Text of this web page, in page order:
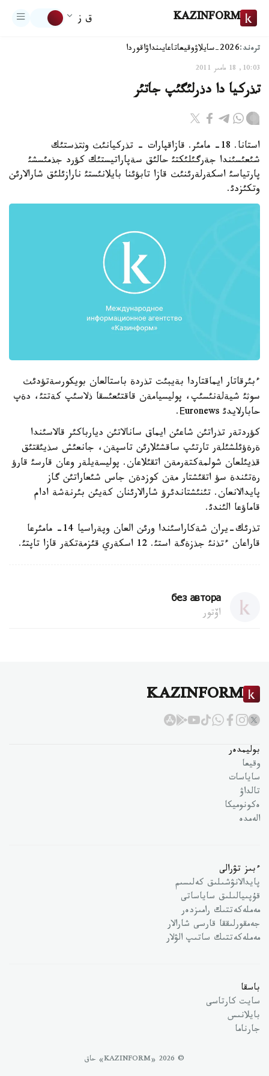
KAZINFORM ق ز
ترەند:2026-سايلاۋ وقيعاتاعايىنداۋاقوردا
10:03, 18 مامىر 2011
تذركيا دا دذرلئگئپ جاتئر
استانا. 18- مامئر. قازاقپارات - تذركيانئث وثتذستئك
شئعئسئندا جةرگئلئكتئ حالئق سةپاراتيستئك كؤرد جذمئسشئ
پارتياسئ اسكةرلةرئنئث قازا تابؤئنا بايلانئستئ نارازئلئق شارالارئن
وتكئزدئ.
ءبئرقاتار ايماقتاردا بةيبئت تذردة باستالعان بويكورسةتؤدئث
سوثئ شيةلةنئسئپ، پوليسيامةن قاقتئعئسقا ذلاسئپ كةتتئ، دةپ
حابارلايدئ Еuronews.
كؤردتةر تذراتئن شاعئن ايماق سانالاتئن ديارباكئر قالاسئندا
ةرةؤئلشئلةر تارتئپ ساقشئلارئن تاسپةن، جانعئش سذيئقتئق
قذيئلعان شولمةكتةرمةن اتقئلاعان. پوليسةيلةر وعان قارسئ قارؤ
رةتئندة سؤ اتقئشتار مةن كوزدةن جاس شئعاراتئن گاز
پايدالانعان. تئنئشتاندئرؤ شارالارئنان كةيئن بئرنةشة ادام
قاماؤعا الئندئ.
تذرئك-يران شةكاراسئندا ورئن العان وپةراسيا 14- مامئرعا
قاراعان ءتذنئ جذزةگة استئ. 12 اسكةري قئزمةتكةر قازا تاپتئ.
без автора
اۆتور
KAZINFORM
بوليمدەر
وقيعا
ساياسات
تالداۋ
ەكونوميكا
الەمدە
ءبىز تۋرالى
پايدالانۋشىلىق كەلىسىم
قۇپىيالىلىق ساياساتى
مەملەكەتتىك رامىزدەر
جەمقورلىققا قارسى شارالار
مەملەكەتتىك ساتىپ الۋلار
باسقا
سايت كارتاسى
بايلانىس
جارناما
© 2026 «KAZINFORM» حاق